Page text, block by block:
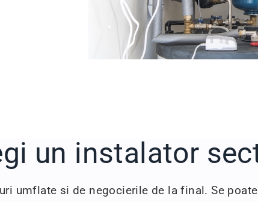
un instalator
umflate si de negocierile de la final. Se